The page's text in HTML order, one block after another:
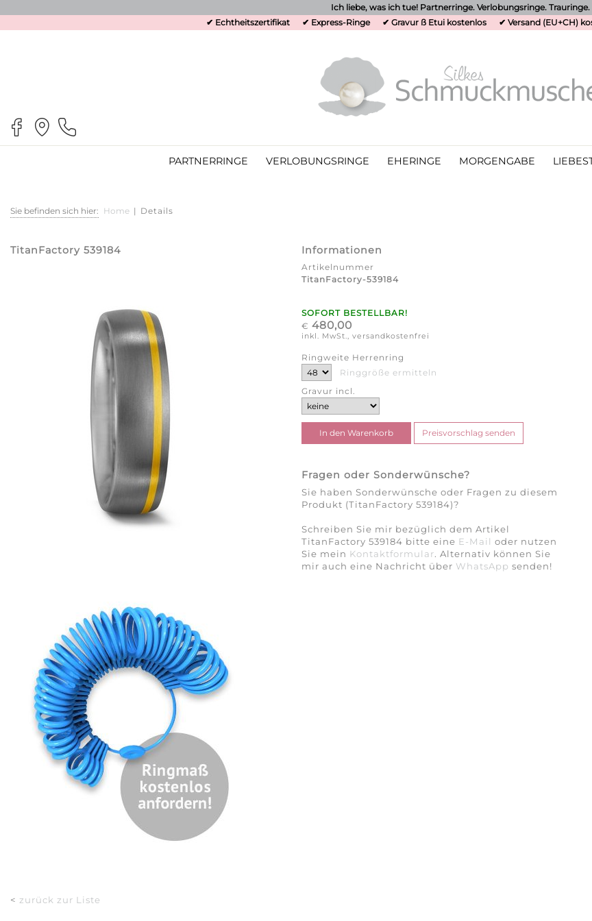
Ich liebe, was ich tue! Partnerringe. Verlobungsringe. Trauringe.
✔ Echtheitszertifikat
✔ Express-Ringe ✔ Gravur ß Etui kostenlos ✔ Versand (EU+CH)
PARTNERRINGE VERLOBUNGSRINGE EHERINGE MORGENGABE
Sie befinden sich hier: Home | Details
TitanFactory 539184 Informationen
Artikelnummer
TitanFactory-539184
SOFORT BESTELLBAR!
€ 480,00
inkl. MwSt., versandkostenfrei
Ringweite Herrenring
Ringgröße ermitteln
Gravur incl.
Fragen oder Sonderwünsche?
Sie haben Sonderwünsche oder Fragen zu diesem
Produkt (TitanFactory 539184)?
Schreiben Sie mir bezüglich dem Artikel
TitanFactory 539184 bitte eine E-Mail oder nutzen
Sie mein Kontaktformular. Alternativ können Sie
mir auch eine Nachricht über WhatsApp senden!
< zurück zur Liste